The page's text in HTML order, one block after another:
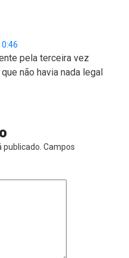
pela terceira vez
não havia nada legal
Campos